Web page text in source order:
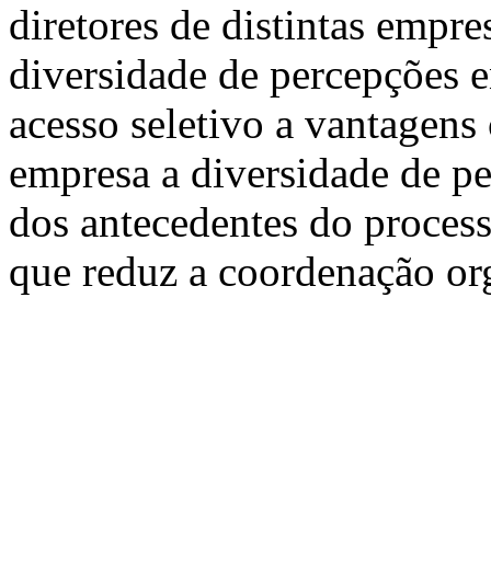
diretores de distintas
diversidade de percepções
acesso seletivo a
empresa a diversidade de
dos antecedentes do
que reduz a coordenação